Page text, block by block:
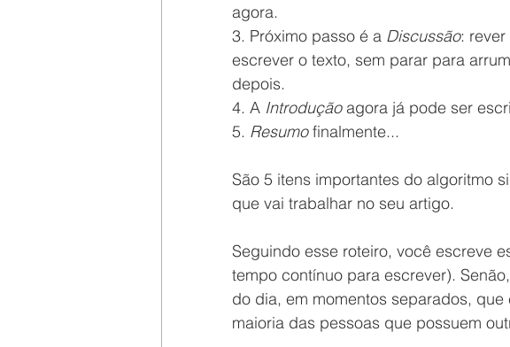
agora.
3. Próximo passo é a Discussão:
escrever o texto, sem parar para
depois.
4. A Introdução agora já pode ser
5. Resumo finalmente...
São 5 itens importantes do algoritmo
que vai trabalhar no seu artigo.
Seguindo esse roteiro, você escreve
tempo contínuo para escrever).
do dia, em momentos separados,
maioria das pessoas que possuem